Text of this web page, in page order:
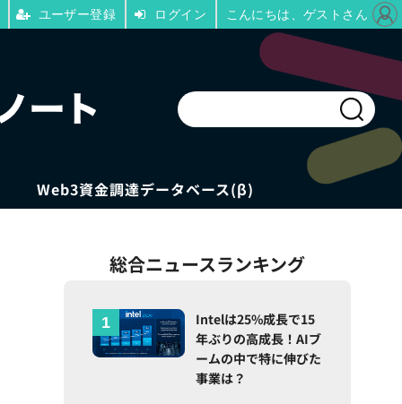
Web3資金調達データベース(β)
総合ニュースランキング
Intelは25%成長で15
年ぶりの高成長！AIブ
ームの中で特に伸びた
事業は？
ユーザー登録 ログイン こんにちは、ゲストさん